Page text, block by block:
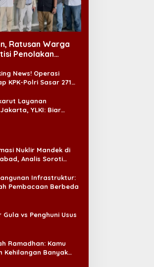
Ratusan Warga
Penolakan
News! Operasi
KPK-Polri Sasar 271
Pemeriksaan’
Layanan
YLKI: Biar
Nuklir Mandek di
Analis Soroti
Infrastruktur:
Pembacaan Berbeda
Gula vs Penghuni Usus
Ramadhan: Kamu
Kehilangan Banyak